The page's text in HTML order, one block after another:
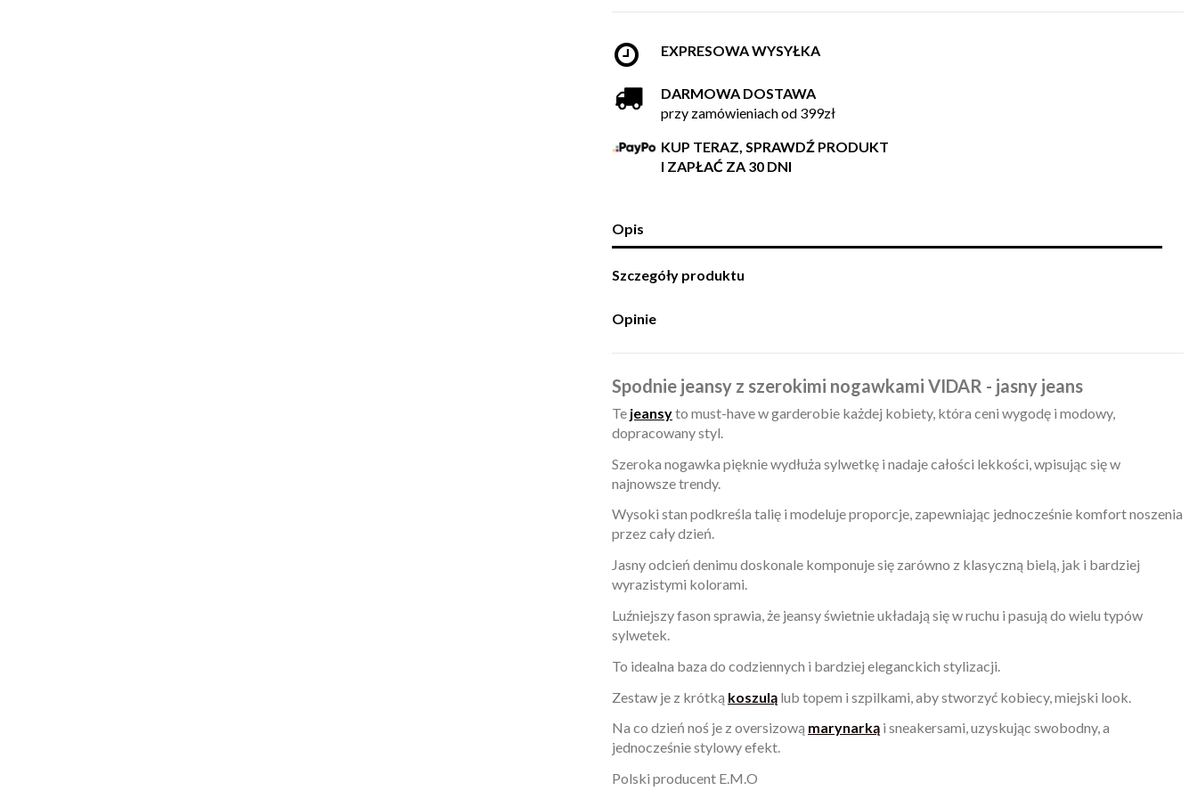
EXPRESOWA WYSYŁKA
DARMOWA DOSTAWA
przy zamówieniach od 399zł
KUP TERAZ, SPRAWDŹ PRODUKT
I ZAPŁAĆ ZA 30 DNI
Opis
Szczegóły produktu
Opinie
Spodnie jeansy z szerokimi nogawkami VIDAR - jasny jeans
Te jeansyto must-have w garderobie każdej kobiety, która ceni wygodę i modowy,
dopracowany styl.
Szeroka nogawka pięknie wydłuża sylwetkę i nadaje całości lekkości, wpisując się w
najnowsze trendy.
Wysoki stan podkreśla talię i modeluje proporcje, zapewniając jednocześnie komfort noszenia
przez cały dzień.
Jasny odcień denimu doskonale komponuje się zarówno z klasyczną bielą, jak i bardziej
wyrazistymi kolorami.
Luźniejszy fason sprawia, że jeansy świetnie układają się w ruchu i pasują do wielu typów
sylwetek.
To idealna baza do codziennych i bardziej eleganckich stylizacji.
Zestaw je z krótką koszulą lub topem i szpilkami, aby stworzyć kobiecy, miejski look.
Na co dzień noś je z oversizową marynarką i sneakersami, uzyskując swobodny, a
jednocześnie stylowy efekt.
Polski producent E.M.O